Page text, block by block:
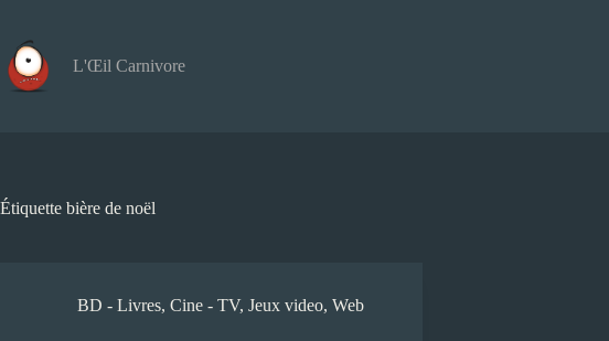
contenu
L'Œil Carnivore
Étiquette bière de noël
BD - Livres, Cine - TV, Jeux video, Web